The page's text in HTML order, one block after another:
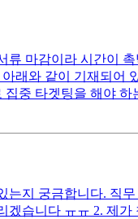
마감이라 시간이
래와 같이 기재되
중 타겟팅을 해야
지 궁금합니다. 직
습니다 ㅠㅠ 2. 제